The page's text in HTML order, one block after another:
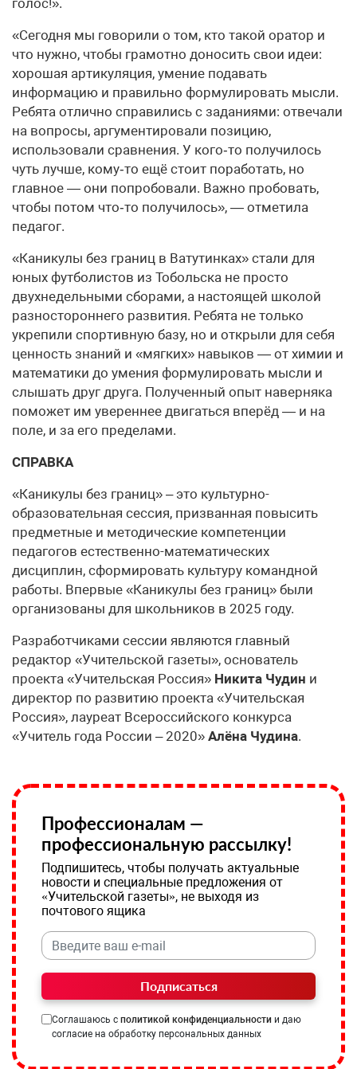
голос!».
«Сегодня мы говорили о том, кто такой оратор и
что нужно, чтобы грамотно доносить свои идеи:
хорошая артикуляция, умение подавать
информацию и правильно формулировать мысли.
Ребята отлично справились с заданиями: отвечали
на вопросы, аргументировали позицию,
использовали сравнения. У кого‑то получилось
чуть лучше, кому‑то ещё стоит поработать, но
главное — они попробовали. Важно пробовать,
чтобы потом что‑то получилось», — отметила
педагог.
«Каникулы без границ в Ватутинках» стали для
юных футболистов из Тобольска не просто
двухнедельными сборами, а настоящей школой
разностороннего развития. Ребята не только
укрепили спортивную базу, но и открыли для себя
ценность знаний и «мягких» навыков — от химии и
математики до умения формулировать мысли и
слышать друг друга. Полученный опыт наверняка
поможет им увереннее двигаться вперёд — и на
поле, и за его пределами.
СПРАВКА
«Каникулы без границ» – это культурно-
образовательная сессия, призванная повысить
предметные и методические компетенции
педагогов естественно-математических
дисциплин, сформировать культуру командной
работы. Впервые «Каникулы без границ» были
организованы для школьников в 2025 году.
Разработчиками сессии являются главный
редактор «Учительской газеты», основатель
проекта «Учительская Россия» Никита Чудин и
директор по развитию проекта «Учительская
Россия», лауреат Всероссийского конкурса
«Учитель года России – 2020» Алёна Чудина.
Профессионалам —
профессиональную рассылку!
Подпишитесь, чтобы получать актуальные
новости и специальные предложения от
«Учительской газеты», не выходя из
почтового ящика
Подписаться
Соглашаюсь с политикой конфиденциальности и даю
согласие на обработку персональных данных